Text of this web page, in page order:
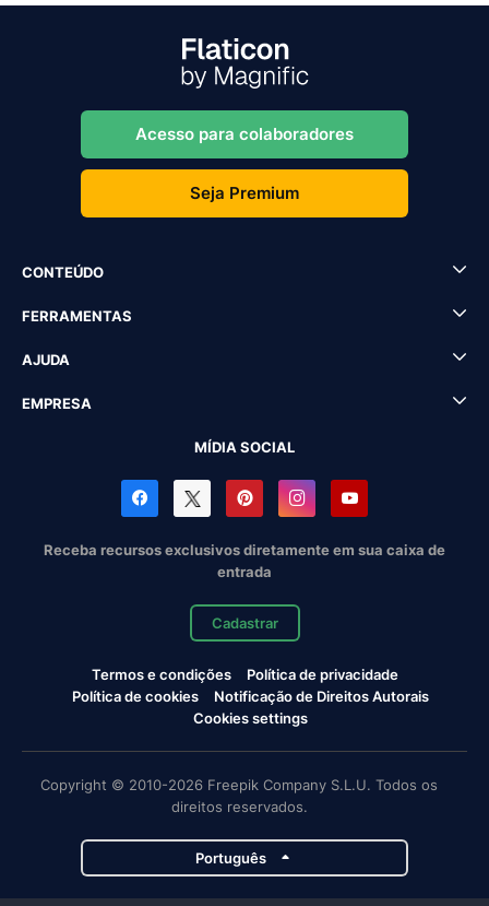
Acesso para colaboradores
Seja Premium
CONTEÚDO
FERRAMENTAS
AJUDA
EMPRESA
MÍDIA SOCIAL
Receba recursos exclusivos diretamente em sua caixa de
entrada
Cadastrar
Termos e condições
Política de privacidade
Política de cookies
Notificação de Direitos Autorais
Cookies settings
Copyright © 2010-2026 Freepik Company S.L.U. Todos os
direitos reservados.
Português